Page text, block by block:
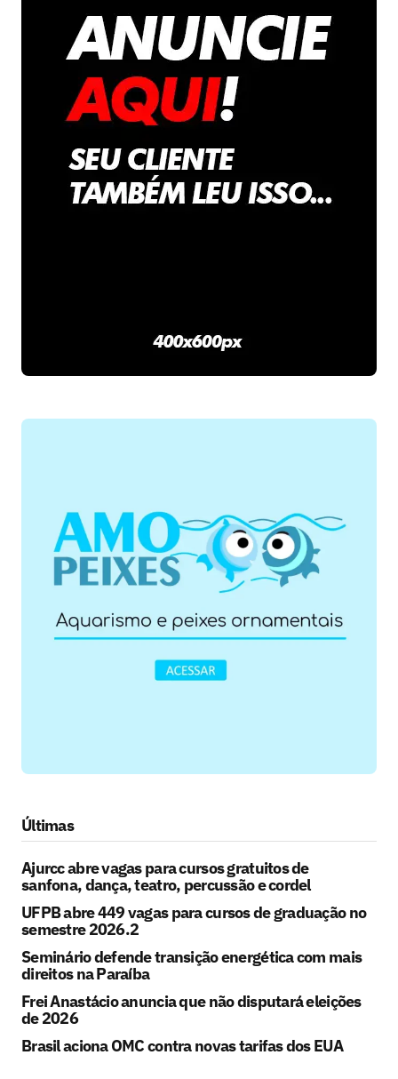
Últimas
Ajurcc abre vagas para cursos gratuitos de
sanfona, dança, teatro, percussão e cordel
UFPB abre 449 vagas para cursos de graduação no
semestre 2026.2
Seminário defende transição energética com mais
direitos na Paraíba
Frei Anastácio anuncia que não disputará eleições
de 2026
Brasil aciona OMC contra novas tarifas dos EUA